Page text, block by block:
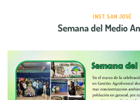
INST. SAN JOSÉ
Semana del Medio